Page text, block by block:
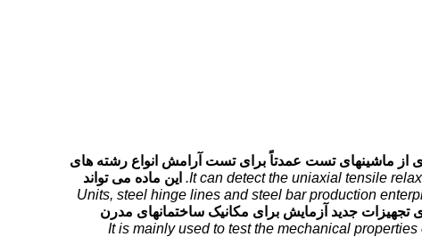
از ماشینهای تست عمدتاً برای تست آرامش انواع رشته های
It can detect the uniaxial tensile
این ماده می تواند
Units, steel hinge lines and steel bar production
تجهیزات جدید آزمایش برای مکانیک ساختمانهای مدرن
It is mainly used to test the mechanical